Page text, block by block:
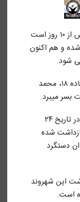
محمد نیکبخت، نوکیش مسیحی بیش از ۱۰ روز است
و هم اکنون
شود.
به گزارش خبرگزاری هرانا به نقل از ماده ۱۸، محمد
بسر میبرد.
بر اساس این گزارش، آقای نیکبخت در تاریخ ۲۴
بازداشت شده
بند ۲الف زندان دستگرد
این شهروند
است.